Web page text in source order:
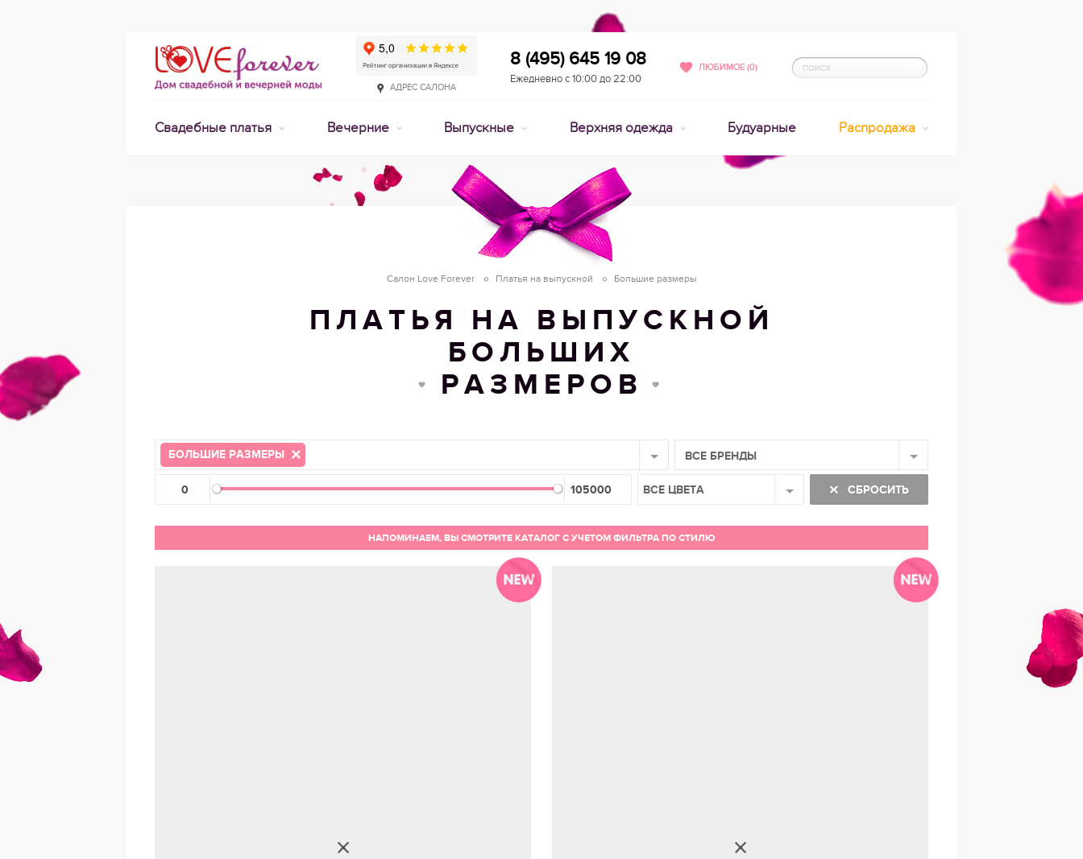
АДРЕС САЛОНА
8 (495) 645 19 08
Ежедневно с 10:00 до 22:00
ЛЮБИМОЕ (0)
Свадебные платья Вечерние Выпускные Верхняя одежда Будуарные Распродажа
Салон Love Forever Платья на выпускной Большие размеры
ПЛАТЬЯ НА ВЫПУСКНОЙ
БОЛЬШИХ
РАЗМЕРОВ
БОЛЬШИЕ РАЗМЕРЫ ВСЕ БРЕНДЫ
ВСЕ ЦВЕТА СБРОСИТЬ
НАПОМИНАЕМ, ВЫ СМОТРИТЕ КАТАЛОГ С УЧЕТОМ ФИЛЬТРА ПО СТИЛЮ